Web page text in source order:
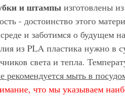
и штампы изготовлены
- достоинство этого
и заботимся о будущем
из PLA пластика нужно в
света и тепла.
рекомендуется мыть в
что мы указываем